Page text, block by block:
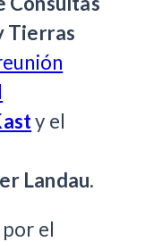
Tierras
y el
Landau.
el